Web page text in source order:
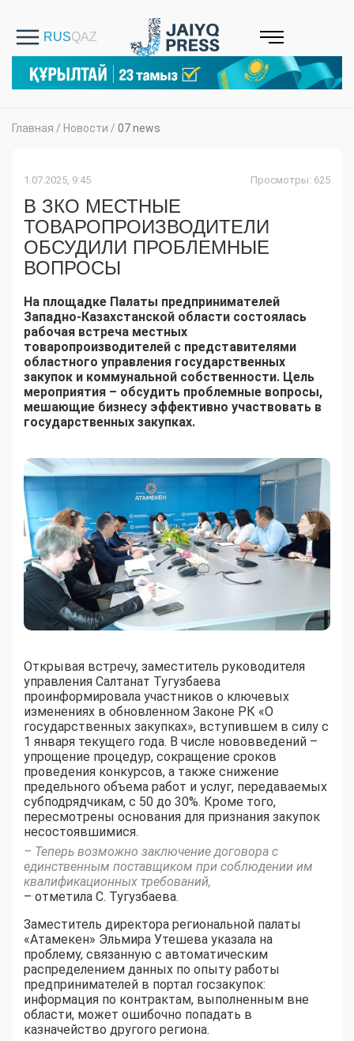
Главная / Новости / 07 news
1.07.2025, 9:45 Просмотры: 625
В ЗКО МЕСТНЫЕ
ТОВАРОПРОИЗВОДИТЕЛИ
ОБСУДИЛИ ПРОБЛЕМНЫЕ
ВОПРОСЫ
На площадке Палаты предпринимателей
Западно-Казахстанской области состоялась
рабочая встреча местных
товаропроизводителей с представителями
областного управления государственных
закупок и коммунальной собственности. Цель
мероприятия – обсудить проблемные вопросы,
мешающие бизнесу эффективно участвовать в
государственных закупках.
Открывая встречу, заместитель руководителя
управления Салтанат Тугузбаева
проинформировала участников о ключевых
изменениях в обновленном Законе РК «О
государственных закупках», вступившем в силу с
1 января текущего года. В числе нововведений –
упрощение процедур, сокращение сроков
проведения конкурсов, а также снижение
предельного объема работ и услуг, передаваемых
субподрядчикам, с 50 до 30%. Кроме того,
пересмотрены основания для признания закупок
несостоявшимися.
– Теперь возможно заключение договора с
единственным поставщиком при соблюдении им
квалификационных требований,
– отметила С. Тугузбаева.
Заместитель директора региональной палаты
«Атамекен» Эльмира Утешева указала на
проблему, связанную с автоматическим
распределением данных по опыту работы
предпринимателей в портал госзакупок:
информация по контрактам, выполненным вне
области, может ошибочно попадать в
казначейство другого региона.